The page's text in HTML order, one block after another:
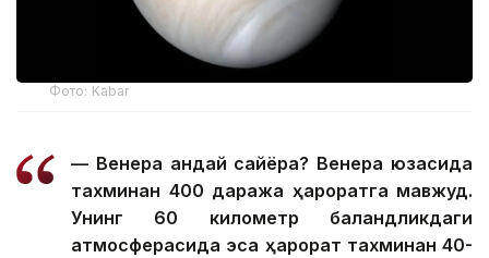
Фото: Kabar
— Венера қандай сайёра? Венера юзасида
тахминан 400 даража ҳароратга мавжуд.
Унинг 60 километр баландликдаги
атмосферасида эса ҳарорат тахминан 40-